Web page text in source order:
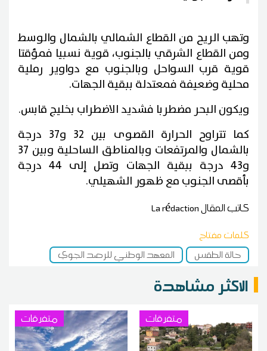
وتهب الريح من القطاع الشمالي بالشمال والوسط
ومن القطاع الشرقي بالجنوب، قوية نسبيا فمؤقتا
قوية قرب السواحل وبالجنوب مع دواوير رملية
محلية وضعيفة فمعتدلة ببقية الجهات.
ويكون البحر مضطربا فشديد الاضطراب بخليج قابس.
كما تتراوح الحرارة القصوى بين 32 و37 درجة
بالشمال والمرتفعات وبالمناطق الساحلية وبين 37
و43 درجة ببقية الجهات وتصل إلى 44 درجة
بأقصى الجنوب مع ظهور الشهيلي.
كاتب المقالLa rédaction
كلمات مفتاح
حالة الطقس
المعهد الوطني للرصد الجوي
الاكثر مشاهدة
متفرقات متفرقات